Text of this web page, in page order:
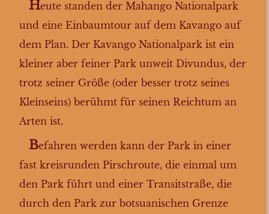
im Etosha N.P.
Tsumeb
Ngepi Camp
Katima Mulilo
Victoriafälle
in den Chobe
Savuti Tag 2
Heute standen der Mahango Nationalpark
und eine Einbaumtour auf dem Kavango auf
dem Plan. Der Kavango Nationalpark ist ein
kleiner aber feiner Park unweit Divundus, der
trotz seiner Größe (oder besser trotz seines
Kleinseins) berühmt für seinen Reichtum an
Arten ist.
Befahren werden kann der Park in einer
fast kreisrunden Pirschroute, die einmal um
den Park führt und einer Transitstraße, die
durch den Park zur botsuanischen Grenze